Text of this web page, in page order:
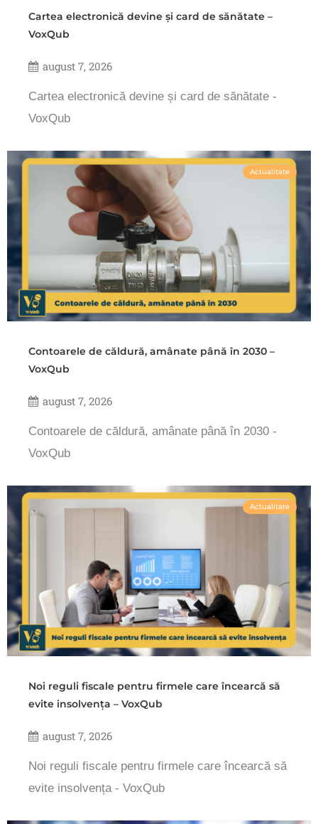
Cartea electronică devine și card de sănătate –
VoxQub
august 7, 2026
Cartea electronică devine și card de sănătate -
VoxQub
Actualitate
Contoarele de căldură, amânate până în 2030 –
VoxQub
august 7, 2026
Contoarele de căldură, amânate până în 2030 -
VoxQub
Actualitate
Noi reguli fiscale pentru firmele care încearcă să
evite insolvența – VoxQub
august 7, 2026
Noi reguli fiscale pentru firmele care încearcă să
evite insolvența - VoxQub